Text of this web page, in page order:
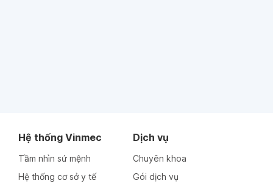
Hệ thống Vinmec
Tầm nhìn sứ mệnh
Hệ thống cơ sở y tế
Dịch vụ
Chuyên khoa
Gói dịch vụ